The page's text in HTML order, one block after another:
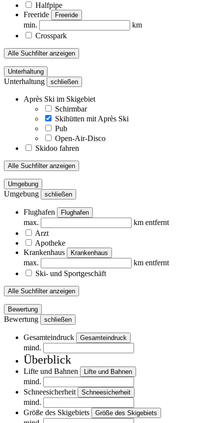
Halfpipe
Freeride
Freeride
min.
km
Crosspark
Alle Suchfilter anzeigen
Unterhaltung
Unterhaltung schließen
Après Ski im Skigebiet
Schirmbar
Skihütten mit Après Ski
Pub
Open-Air-Disco
Skidoo fahren
Alle Suchfilter anzeigen
Umgebung
Umgebung schließen
Flughafen Flughafen
max.
km entfernt
Arzt
Apotheke
Krankenhaus
Krankenhaus
max.
km entfernt
Ski- und Sportgeschäft
Alle Suchfilter anzeigen
Bewertung
Bewertung schließen
Gesamteindruck Gesamteindruck
mind.
Überblick
Lifte und Bahnen Lifte und Bahnen
mind.
Schneesicherheit
Schneesicherheit
mind.
Größe des Skigebiets
Größe des Skigebiets